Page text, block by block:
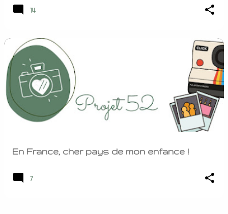
14
En France, cher pays de mon enfance !
7